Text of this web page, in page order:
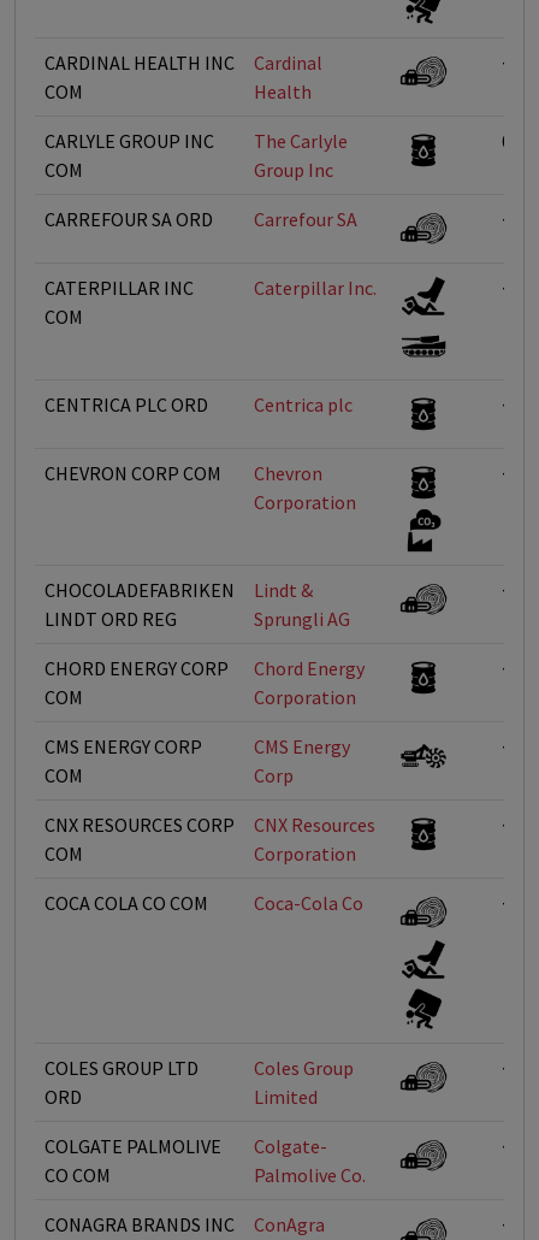
CARDINAL HEALTH INC
COM
Cardinal
Health
<1%
CARLYLE GROUP INC
COM
The Carlyle
Group Inc
0%
CARREFOUR SA ORD Carrefour SA <1%
CATERPILLAR INC
COM
Caterpillar Inc. <1%
CENTRICA PLC ORD Centrica plc <1%
CHEVRON CORP COM
Chevron
Corporation
<1%
CHOCOLADEFABRIKEN
LINDT ORD REG
Lindt &
Sprungli AG
<1%
CHORD ENERGY CORP
COM
Chord Energy
Corporation
<1%
CMS ENERGY CORP
COM
CMS Energy
Corp
<1%
CNX RESOURCES CORP
COM
CNX Resources
Corporation
<1%
COCA COLA CO COM Coca-Cola Co <1%
COLES GROUP LTD
ORD
Coles Group
Limited
<1%
COLGATE PALMOLIVE
CO COM
Colgate-
Palmolive Co.
<1%
CONAGRA BRANDS INC
ConAgra
<1%